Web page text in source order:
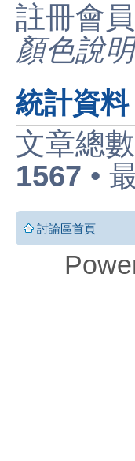
註冊會
顏色說
統計資料
文章總數
1567 •
討論區首頁